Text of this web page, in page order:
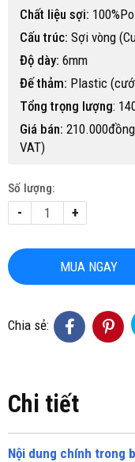
Chất liệu sợi:
Cấu trúc: Sợi vòng
Độ dày: 6mm
Đế thảm: Plastic
Tổng trọng lượng:
Giá bán:
VAT)
Số lượng:
- +
MUA NGAY
Chia sẻ:
Chi tiết
Nội dung chính trong